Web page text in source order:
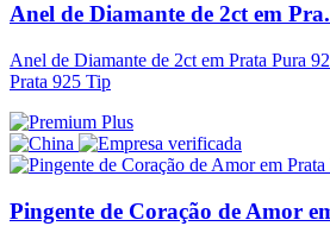
Anel de Diamante de 2ct em
Anel de Diamante de 2ct em Prata Pura
Prata 925 Tip
Pingente de Coração de Amor